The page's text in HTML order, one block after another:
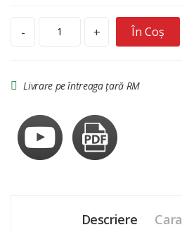
- + În Coș
Livrare pe întreaga țară RM
Descriere